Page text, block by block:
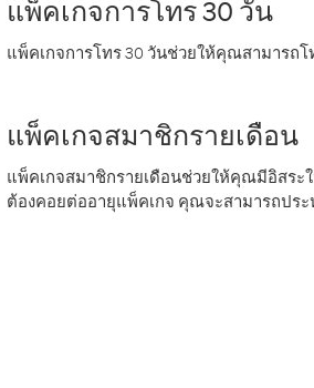
แพ็คเกจการโทร 30 วัน
แพ็คเกจการโทร 30 วันช่วยให้คุณสามารถ
แพ็คเกจสมาชิกรายเดือน
แพ็คเกจสมาชิกรายเดือนช่วยให้คุณมีอิสระ
ต้องคอยต่ออายุแพ็คเกจ คุณจะสามารถปร